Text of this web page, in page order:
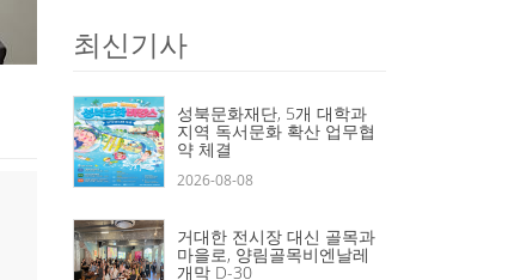
최신기사
성북문화재단, 5개 대학과
지역 독서문화 확산 업무협
약 체결
2026-08-08
거대한 전시장 대신 골목과
마을로, 양림골목비엔날레
개막 D-30